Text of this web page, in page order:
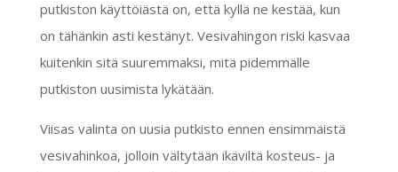
putkiston käyttöiästä on, että kyllä ne kestää, kun
on tähänkin asti kestänyt. Vesivahingon riski kasvaa
kuitenkin sitä suuremmaksi, mitä pidemmälle
putkiston uusimista lykätään.
Viisas valinta on uusia putkisto ennen ensimmäistä
vesivahinkoa, jolloin vältytään ikäviltä kosteus- ja